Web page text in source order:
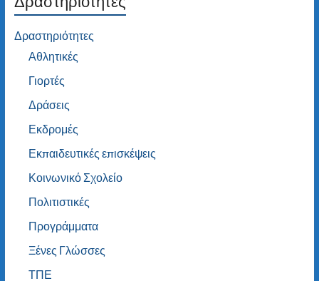
Δραστηριότητες
Αθλητικές
Γιορτές
Δράσεις
Εκδρομές
Εκπαιδευτικές επισκέψεις
Κοινωνικό Σχολείο
Πολιτιστικές
Προγράμματα
Ξένες Γλώσσες
ΤΠΕ